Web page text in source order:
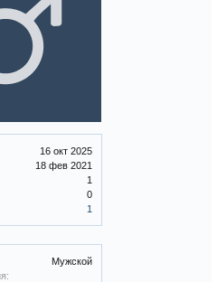
16 окт 2025
18 фев 2021
1
0
1
Мужской